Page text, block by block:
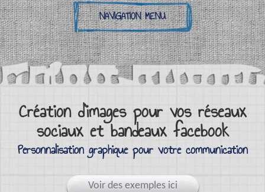
NAVIGATION MENU
Création d'images pour vos réseaux
sociaux et bandeaux facebook
Personnalisation graphique pour votre communication
Voir des exemples ici